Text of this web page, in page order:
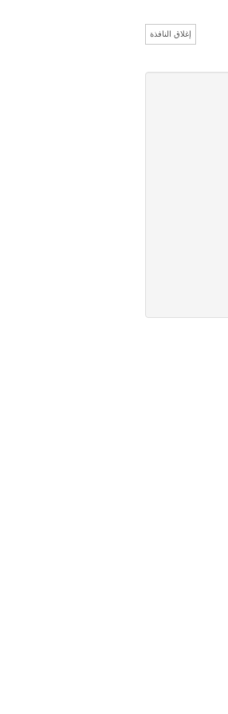
إغلاق النافذة